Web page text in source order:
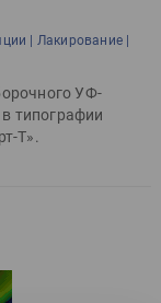
|
Лакирование |
УФ-
типографии
Т».